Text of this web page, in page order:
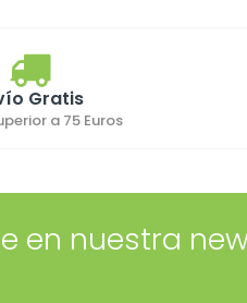
Gratis
a 75 Euros
en nuestra